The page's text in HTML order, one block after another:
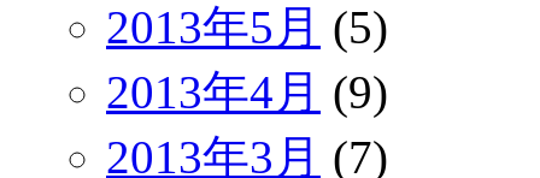
2013年5月 (5)
2013年4月 (9)
2013年3月 (7)